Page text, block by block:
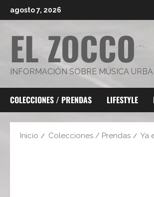
al
agosto 7, 2026
EL ZOCCO
INFORMACIÓN SOBRE MÚSICA
COLECCIONES / PRENDAS LIFESTYLE
Inicio Colecciones / Prendas Ya